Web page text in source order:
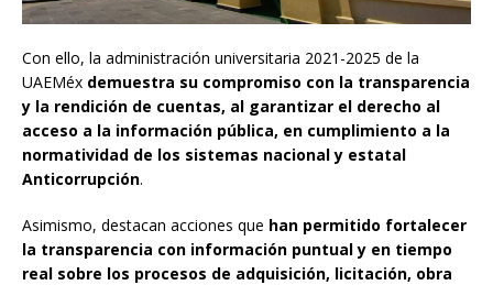
Con ello, la administración universitaria 2021-2025 de la
UAEMéx demuestra su compromiso con la transparencia
y la rendición de cuentas, al garantizar el derecho al
acceso a la información pública, en cumplimiento a la
normatividad de los sistemas nacional y estatal
Anticorrupción.
Asimismo, destacan acciones que han permitido fortalecer
la transparencia con información puntual y en tiempo
real sobre los procesos de adquisición, licitación, obra